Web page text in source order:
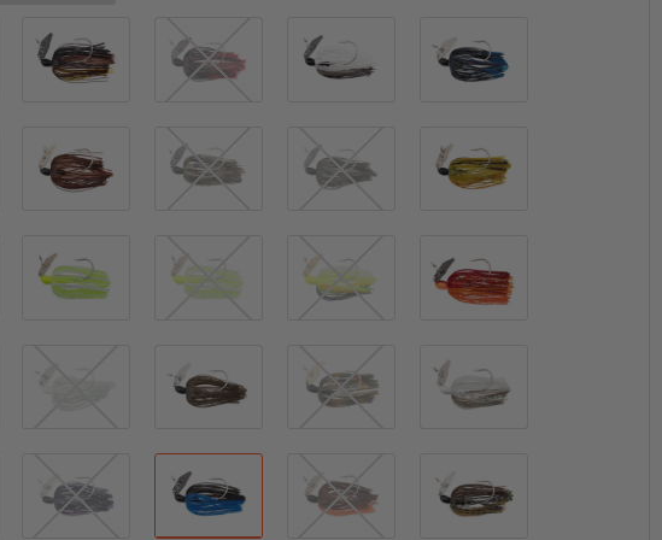
Bad Shad Gold Bayou Craw Black / Red Black Shad
Blue / Black / Nickel Blade
Brown / Black California Craw Candy Craw
Chartreuse Chartreuse / WhiteChartreuse / White / Gold Blade
Chartreuse Sexy Shad
Green Pumpkin / BlackGreen Pumpkin Purple
June Bug